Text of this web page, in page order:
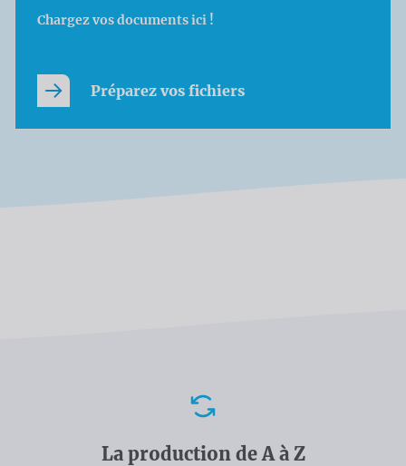
Chargez vos documents ici !
Préparez vos fichiers
La production de A à Z